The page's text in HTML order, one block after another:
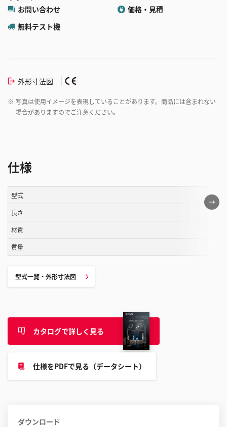
お問い合わせ
価格・見積
無料テスト機
外形寸法図
※ 写真は使用イメージを表現していることがあります。商品には含まれない
場合がありますのでご注意ください。
仕様
こ
の
型式
長さ
材質
質量
型式一覧・外形寸法図
カタログで詳しく見る
仕様をPDFで見る（データシート）
ダウンロード